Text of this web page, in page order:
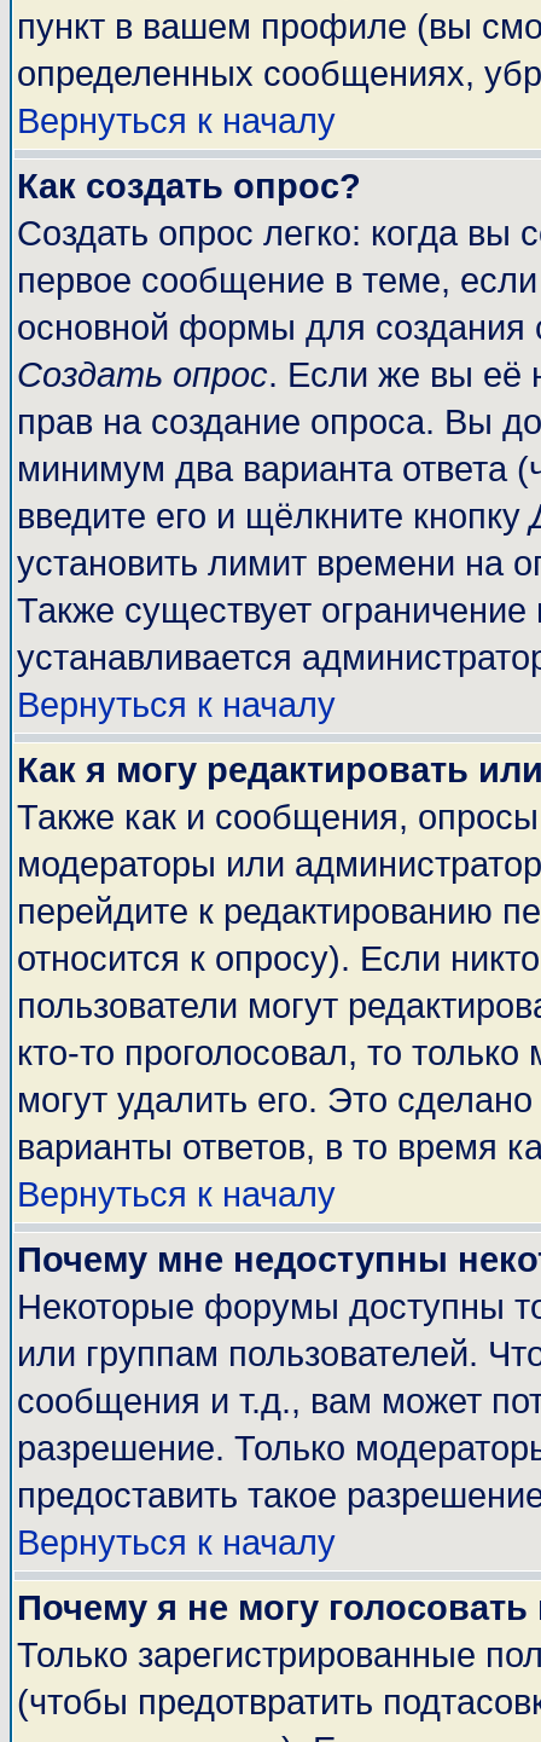
пункт в вашем профиле (вы
определенных сообщениях,
Вернуться к началу
Как создать опрос?
Создать опрос легко: когда вы
первое сообщение в теме,
основной формы для
Создать опрос. Если же вы её
прав на создание опроса. Вы
минимум два варианта ответа
введите его и щёлкните кнопку
установить лимит времени на
Также существует ограничение
устанавливается
Вернуться к началу
Как я могу редактировать
Также как и сообщения, опросы
модераторы или
перейдите к редактированию
относится к опросу). Если
пользователи могут
кто-то проголосовал, то
могут удалить его. Это
варианты ответов, в то время
Вернуться к началу
Почему мне недоступны
Некоторые форумы доступны
или группам пользователей.
сообщения и т.д., вам может
разрешение. Только
предоставить такое
Вернуться к началу
Почему я не могу
Только зарегистрированные
(чтобы предотвратить